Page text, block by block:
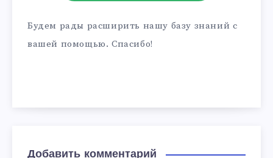
Будем рады расширить нашу базу знаний с
вашей помощью. Спасибо!
Добавить комментарий